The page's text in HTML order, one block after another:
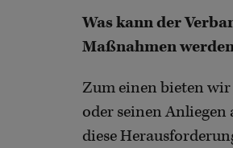
Was kann der
Maßnahmen
Zum einen bieten
oder seinen
diese